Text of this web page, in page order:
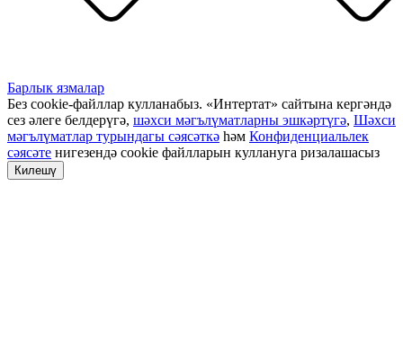
Барлык язмалар
Без cookie-файллар кулланабыз. «Интертат» сайтына кергәндә
сез әлеге белдерүгә, шәхси мәгълүматларны эшкәртүгә, Шәхси
мәгълүматлар турындагы сәясәткә һәм Конфиденциальлек
сәясәте нигезендә cookie файлларын куллануга ризалашасыз
Килешү